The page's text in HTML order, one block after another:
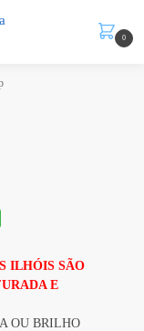
0
ILHÓIS SÃO
E
OU BRILHO